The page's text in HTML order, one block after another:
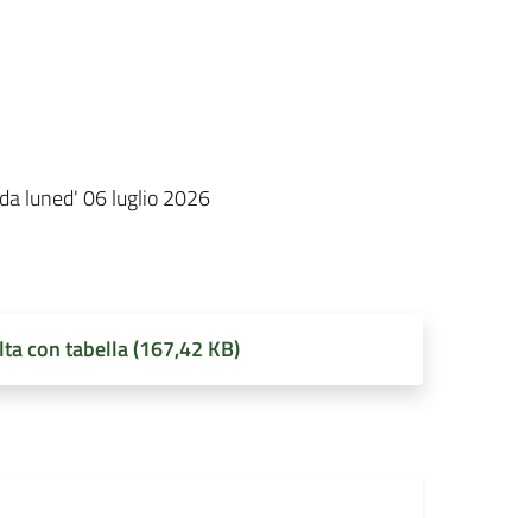
luned' 06 luglio 2026
con tabella (167,42 KB)